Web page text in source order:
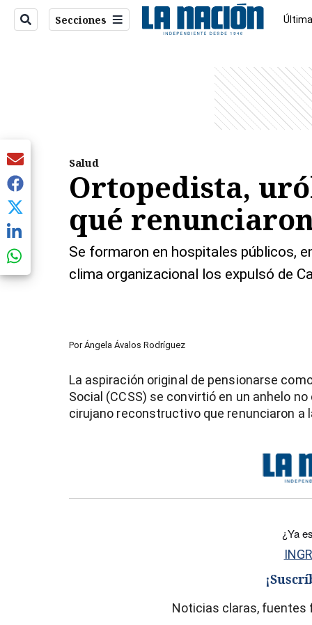
Secciones
Salud
Ortopedista,
qué renunciaron
Se formaron en hospitales públicos,
clima organizacional los expulsó de
Por Ángela Ávalos Rodríguez
La aspiración original de pensionarse
Social (CCSS) se convirtió en un anhelo
cirujano reconstructivo que renunciaron a